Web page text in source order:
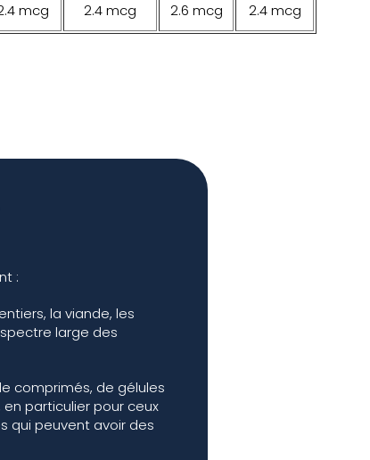
mcg 2.4 mcg 2.6 mcg 2.4 mcg
:
la viande, les
large des
comprimés, de gélules
particulier pour ceux
qui peuvent avoir des